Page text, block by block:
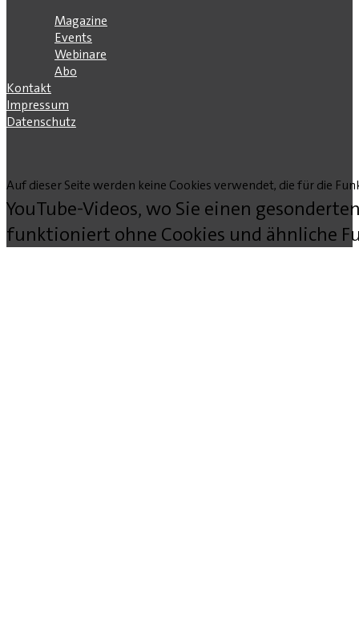
Magazine
Events
Webinare
Abo
Kontakt
Impressum
Datenschutz
Auf dieser Seite werden keine Cookies verwendet, die für die
YouTube-Videos, wo Sie einen
funktioniert ohne Cookies und ähnliche